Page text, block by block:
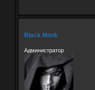
Black Monk
Администратор